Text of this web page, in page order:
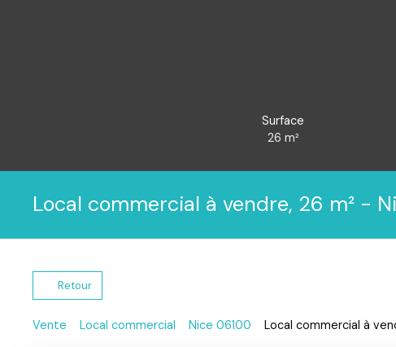
Surface
26 m²
Local commercial à vendre, 26 m² -
Retour
Vente Local commercial Nice 06100 Local commercial à